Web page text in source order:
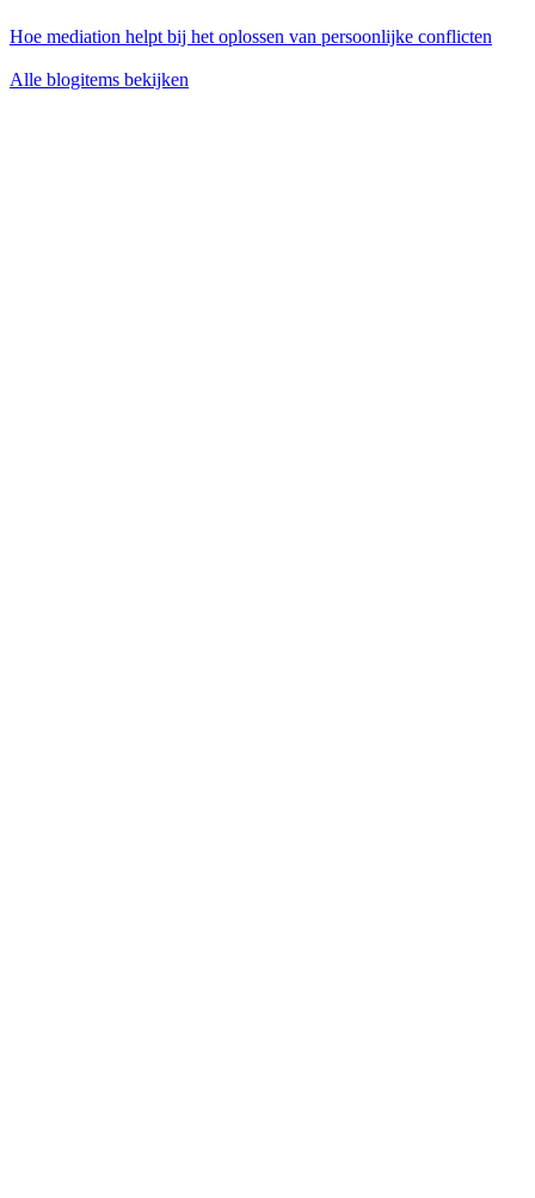
Hoe mediation helpt bij het oplossen van persoonlijke conflicten
Alle blogitems bekijken